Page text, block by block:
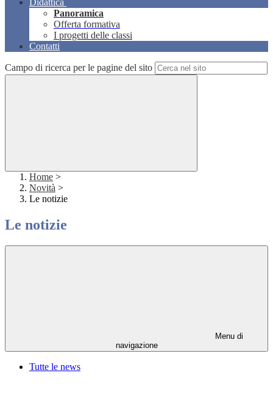
Didattica
Panoramica
Offerta formativa
I progetti delle classi
Contatti
Campo di ricerca per le pagine del sito
Home >
Novità >
Le notizie
Le notizie
Menu di
navigazione
Tutte le news